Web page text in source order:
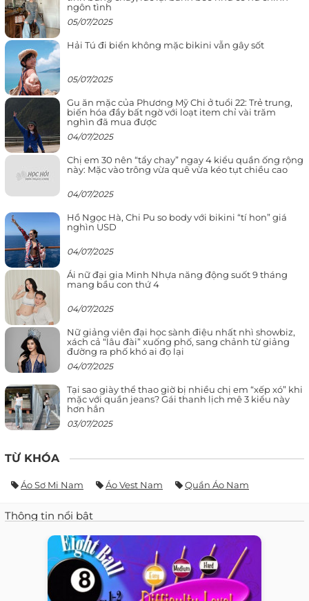
ngôn tình
05/07/2025
Hải Tú đi biển không mặc bikini vẫn gây sốt
05/07/2025
Gu ăn mặc của Phương Mỹ Chi ở tuổi 22: Trẻ trung,
biến hóa đầy bất ngờ với loạt item chỉ vài trăm
nghìn đã mua được
04/07/2025
Chị em 30 nên “tẩy chay” ngay 4 kiểu quần ống rộng
này: Mặc vào trông vừa quê vừa kéo tụt chiều cao
04/07/2025
Hồ Ngọc Hà, Chi Pu so body với bikini “tí hon” giá
nghìn USD
04/07/2025
Ái nữ đại gia Minh Nhựa năng động suốt 9 tháng
mang bầu con thứ 4
04/07/2025
Nữ giảng viên đại học sành điệu nhất nhì showbiz,
xách cả “lâu đài” xuống phố, sang chảnh từ giảng
đường ra phố khó ai đọ lại
04/07/2025
Tại sao giày thể thao giờ bị nhiều chị em “xếp xó” khi
mặc với quần jeans? Gái thanh lịch mê 3 kiểu này
hơn hẳn
03/07/2025
TỪ KHÓA
Áo Sơ Mi Nam Áo Vest Nam Quần Áo Nam
Thông tin nổi bật